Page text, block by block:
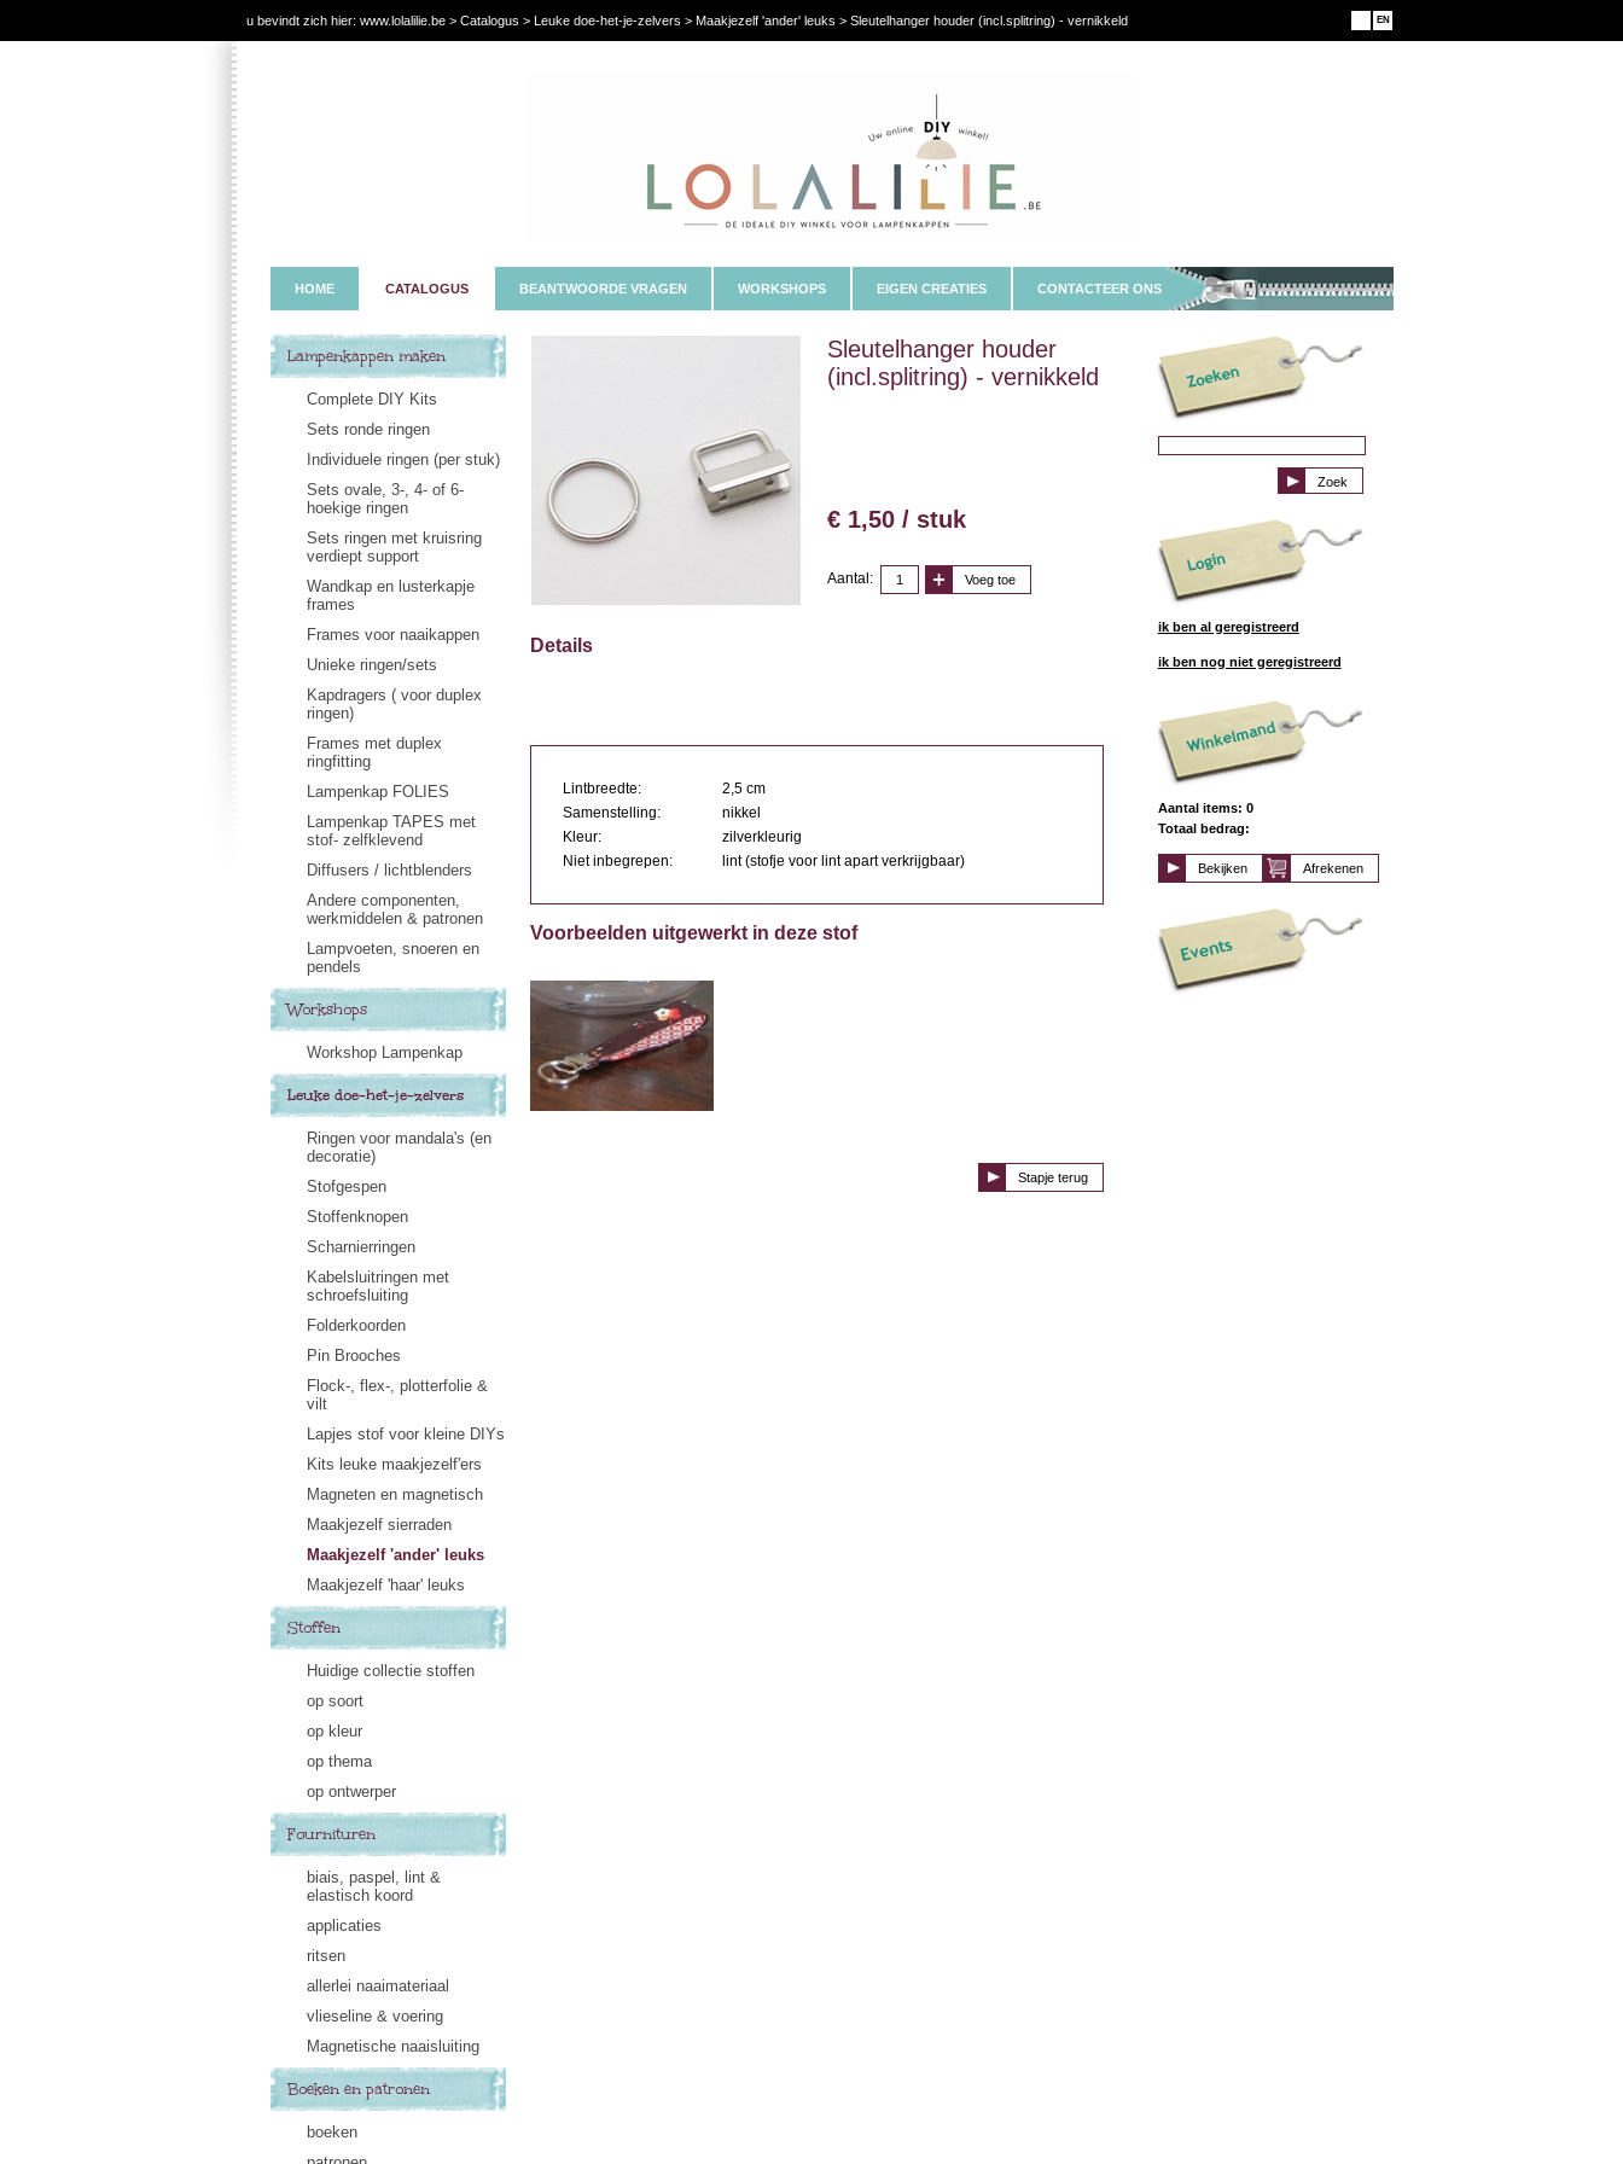
u bevindt zich hier: www.lolalilie.be > Catalogus > Leuke doe-het-je-zelvers > Maakjezelf 'ander' leuks > Sleutelhanger houder (incl.splitring) - vernikkeld EN
HOME CATALOGUS BEANTWOORDE VRAGEN WORKSHOPS EIGEN CREATIES CONTACTEER ONS
Lampenkappen maken
Complete DIY Kits
Sets ronde ringen
Individuele ringen (per stuk)
Sets ovale, 3-, 4- of 6-
hoekige ringen
Sets ringen met kruisring
verdiept support
Wandkap en lusterkapje
frames
Frames voor naaikappen
Unieke ringen/sets
Kapdragers ( voor duplex
ringen)
Frames met duplex
ringfitting
Lampenkap FOLIES
Lampenkap TAPES met
stof- zelfklevend
Diffusers / lichtblenders
Andere componenten,
werkmiddelen & patronen
Lampvoeten, snoeren en
pendels
Workshops
Workshop Lampenkap
Leuke doe-het-je-zelvers
Ringen voor mandala's (en
decoratie)
Stofgespen
Stoffenknopen
Scharnierringen
Kabelsluitringen met
schroefsluiting
Folderkoorden
Pin Brooches
Flock-, flex-, plotterfolie &
vilt
Lapjes stof voor kleine DIYs
Kits leuke maakjezelf'ers
Magneten en magnetisch
Maakjezelf sierraden
Maakjezelf 'ander' leuks
Maakjezelf 'haar' leuks
Stoffen
Huidige collectie stoffen
op soort
op kleur
op thema
op ontwerper
Fournituren
biais, paspel, lint &
elastisch koord
applicaties
ritsen
allerlei naaimateriaal
vlieseline & voering
Magnetische naaisluiting
Boeken en patronen
boeken
Sleutelhanger houder
(incl.splitring) - vernikkeld
€ 1,50 / stuk
Aantal: Voeg toe
Details
Lintbreedte:
2,5 cm
Samenstelling:
nikkel
Kleur:
zilverkleurig
Niet inbegrepen:
lint (stofje voor lint apart verkrijgbaar)
Voorbeelden uitgewerkt in deze stof
Stapje terug
ik ben al geregistreerd
ik ben nog niet geregistreerd
Aantal items: 0
Totaal bedrag:
Afrekenen
Bekijken